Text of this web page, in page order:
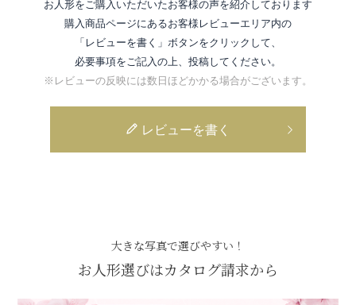
お人形をご購入いただいたお客様の声を紹介しております
購入商品ページにあるお客様レビューエリア内の
「レビューを書く」ボタンをクリックして、
必要事項をご記入の上、投稿してください。
※レビューの反映には数日ほどかかる場合がございます。
レビューを書く
大きな写真で選びやすい！
お人形選びはカタログ請求から